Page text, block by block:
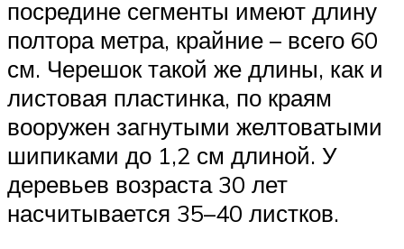
посредине сегменты имеют длину
полтора метра, крайние – всего 60
см. Черешок такой же длины, как и
листовая пластинка, по краям
вооружен загнутыми желтоватыми
шипиками до 1,2 см длиной. У
деревьев возраста 30 лет
насчитывается 35–40 листков.